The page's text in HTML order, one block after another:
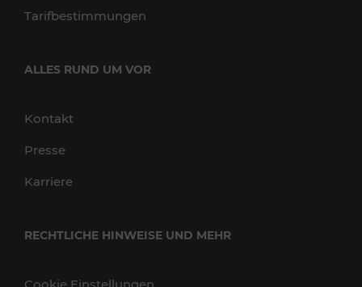
Tarifbestimmungen
ALLES RUND UM VOR
Kontakt
Presse
Karriere
RECHTLICHE HINWEISE UND MEHR